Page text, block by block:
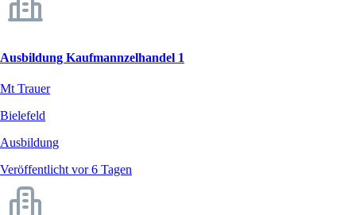
Ausbildung Kaufmannzelhandel 1
Mt Trauer
Bielefeld
Ausbildung
Veröffentlicht vor 6 Tagen